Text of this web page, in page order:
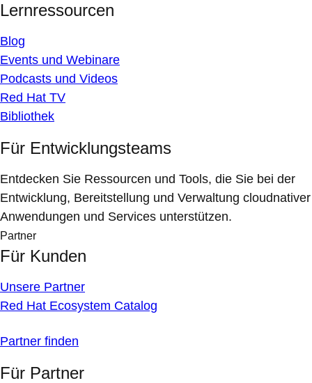
Lernressourcen
Blog
Events und Webinare
Podcasts und Videos
Red Hat TV
Bibliothek
Für Entwicklungsteams
Entdecken Sie Ressourcen und Tools, die Sie bei der
Entwicklung, Bereitstellung und Verwaltung cloudnativer
Anwendungen und Services unterstützen.
Partner
Für Kunden
Unsere Partner
Red Hat Ecosystem Catalog
Partner finden
Für Partner